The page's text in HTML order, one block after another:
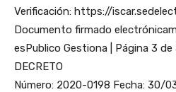
Verificación: https://
Documento firmado
esPublico Gestiona | Página 3 de
DECRETO
Número: 2020-0198 Fecha: 30/